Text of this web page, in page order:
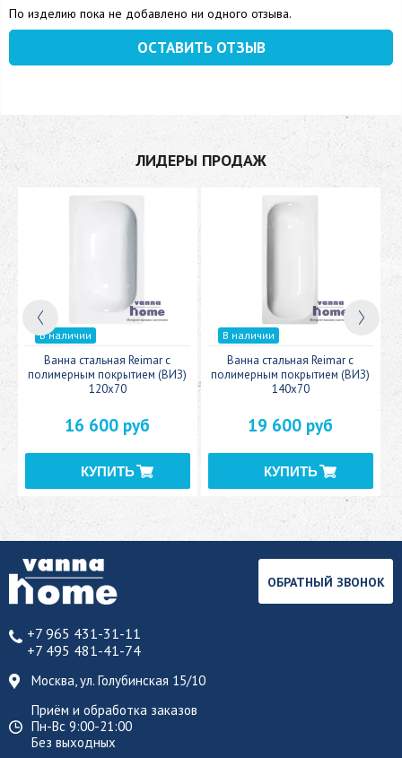
По изделию пока не добавлено ни одного отзыва.
ОСТАВИТЬ ОТЗЫВ
ЛИДЕРЫ ПРОДАЖ
В наличии
Ванна стальная Reimar с
полимерным покрытием (ВИЗ)
120x70
16 600 руб
В наличии
Ванна стальная Reimar с
полимерным покрытием (ВИЗ)
140x70
19 600 руб
+7 965 431-31-11
+7 495 481-41-74
Москва, ул. Голубинская 15/10
Приём и обработка заказов
Пн-Вс 9:00-21:00
Без выходных
ОБРАТНЫЙ ЗВОНОК